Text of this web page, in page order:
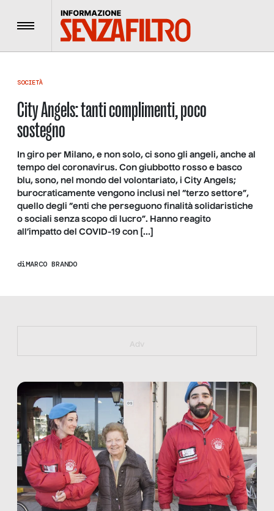
Menu
SOCIETÀ
City Angels: tanti complimenti, poco
sostegno
In giro per Milano, e non solo, ci sono gli angeli, anche al
tempo del coronavirus. Con giubbotto rosso e basco
blu, sono, nel mondo del volontariato, i City Angels;
burocraticamente vengono inclusi nel “terzo settore”,
quello degli “enti che perseguono finalità solidaristiche
o sociali senza scopo di lucro”. Hanno reagito
all’impatto del COVID-19 con […]
diMARCO BRANDO
https://bit.ly/muster_aggiornamento
Adv